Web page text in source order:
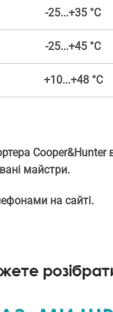
-25...+35 °С
-25...+45 °С
+10...+48 °С
майстри.
на сайті.